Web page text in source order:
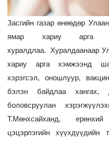
Засгийн газар өнөөдөр
ямар хариу арга
хуралдлаа. Хуралдаанаар
хариу арга хэмжээнд
хэрэгсэл, оношлуур,
бэлэн байдлаа хангах,
боловсруулан
Т.Мөнхсайханд,
цэцэрлэгийн хүүхдүүдийн